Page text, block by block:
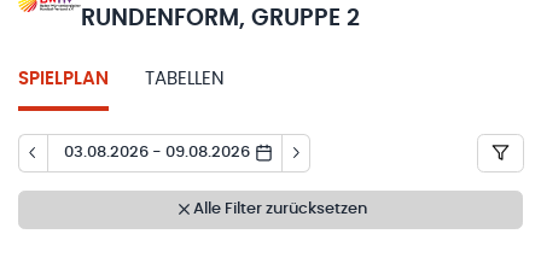
RUNDENFORM, GRUPPE 2
SPIELPLAN TABELLEN
03.08.2026 - 09.08.2026
Alle Filter zurücksetzen